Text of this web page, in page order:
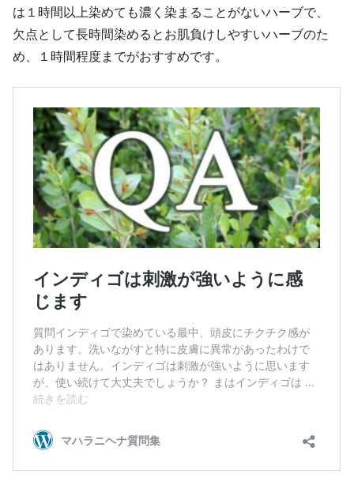
は１時間以上染めても濃く染まることがないハーブで、
欠点として長時間染めるとお肌負けしやすいハーブのた
め、１時間程度までがおすすめです。